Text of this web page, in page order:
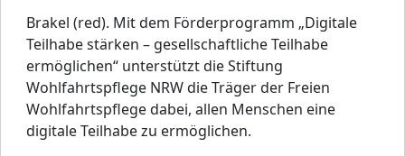
Brakel (red). Mit dem Förderprogramm „Digitale
Teilhabe stärken – gesellschaftliche Teilhabe
ermöglichen“ unterstützt die Stiftung
Wohlfahrtspflege NRW die Träger der Freien
Wohlfahrtspflege dabei, allen Menschen eine
digitale Teilhabe zu ermöglichen.